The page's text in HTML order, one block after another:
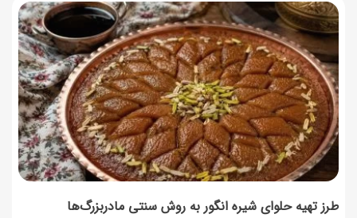
طرز تهیه حلوای شیره انگور به روش سنتی مادربزرگ‌ها
توصیه‌های مهم برای دفع انواع حشرات در خانه
14 مرداد 1405
طرز تهیه آلبالو شور خانگی؛ خوش‌رنگ و بدون کپک
14 مرداد 1405
طرز تهیه پنکیک با شیره انگور؛ صبحانه‌ای سالم و انرژی‌بخش
14 مرداد 1405